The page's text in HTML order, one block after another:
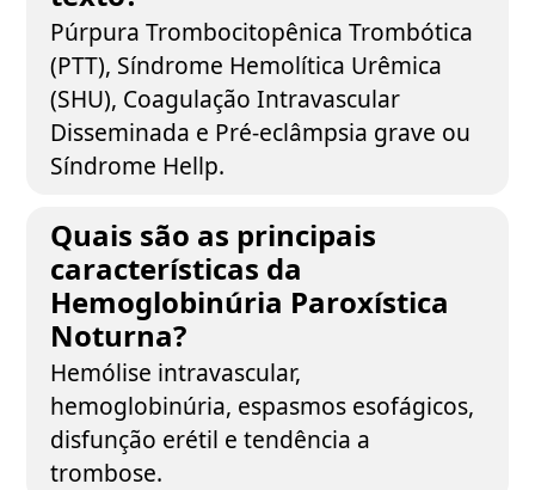
Púrpura Trombocitopênica Trombótica
(PTT), Síndrome Hemolítica Urêmica
(SHU), Coagulação Intravascular
Disseminada e Pré-eclâmpsia grave ou
Síndrome Hellp.
Quais são as principais
características da
Hemoglobinúria Paroxística
Noturna?
Hemólise intravascular,
hemoglobinúria, espasmos esofágicos,
disfunção erétil e tendência a
trombose.